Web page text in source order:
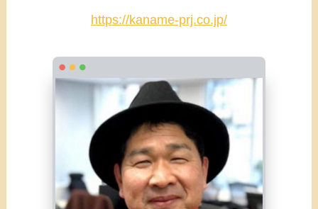
https://kaname-prj.co.jp/